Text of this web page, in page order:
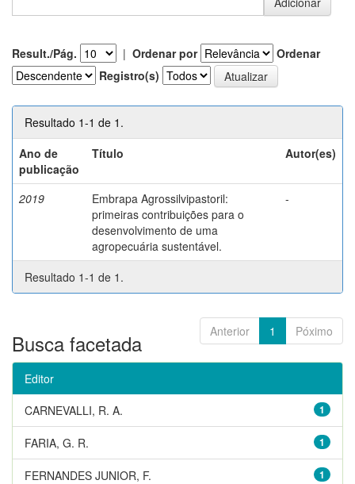
Result./Pág. | Ordenar por
Ordenar
Registro(s)
Resultado 1-1 de 1.
Ano de
publicação
Título Autor(es)
2019
Embrapa Agrossilvipastoril:
primeiras contribuições para o
desenvolvimento de uma
agropecuária sustentável.
-
Resultado 1-1 de 1.
Anterior 1 Póximo
Busca facetada
Editor
1
CARNEVALLI, R. A.
1
FARIA, G. R.
1
FERNANDES JUNIOR, F.